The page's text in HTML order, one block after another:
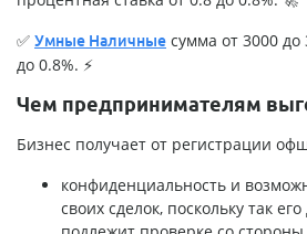
✅ Умные Наличные сумма от 3000 до
до 0.8%. ⚡
Чем предпринимателям
Бизнес получает от регистрации
конфиденциальность и
своих сделок, поскольку так